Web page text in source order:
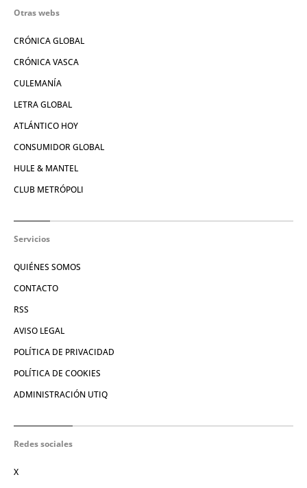
Otras webs
CRÓNICA GLOBAL
CRÓNICA VASCA
CULEMANÍA
LETRA GLOBAL
ATLÁNTICO HOY
CONSUMIDOR GLOBAL
HULE & MANTEL
CLUB METRÓPOLI
Servicios
QUIÉNES SOMOS
CONTACTO
RSS
AVISO LEGAL
POLÍTICA DE PRIVACIDAD
POLÍTICA DE COOKIES
ADMINISTRACIÓN UTIQ
Redes sociales
X